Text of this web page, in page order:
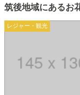
レジャー・観光
筑後地域にあるお